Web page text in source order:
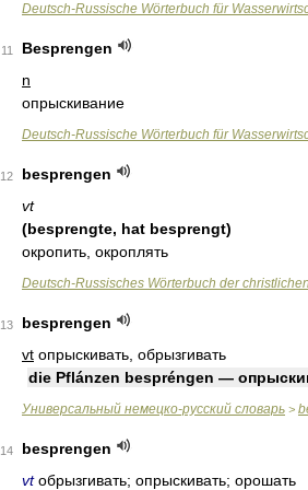
Deutsch-Russische Wörterbuch für
11
Besprengen
n
опрыскивание
Deutsch-Russische Wörterbuch für
12
besprengen
vt
(besprengte, hat besprengt)
окропить, окроплять
Deutsch-Russisches Wörterbuch der
13
besprengen
vt опрыскивать, обрызгивать
die Pflánzen bespréngen —
Универсальный немецко-русский словарь >
14
besprengen
vtобрызгивать; опрыскивать; орошать